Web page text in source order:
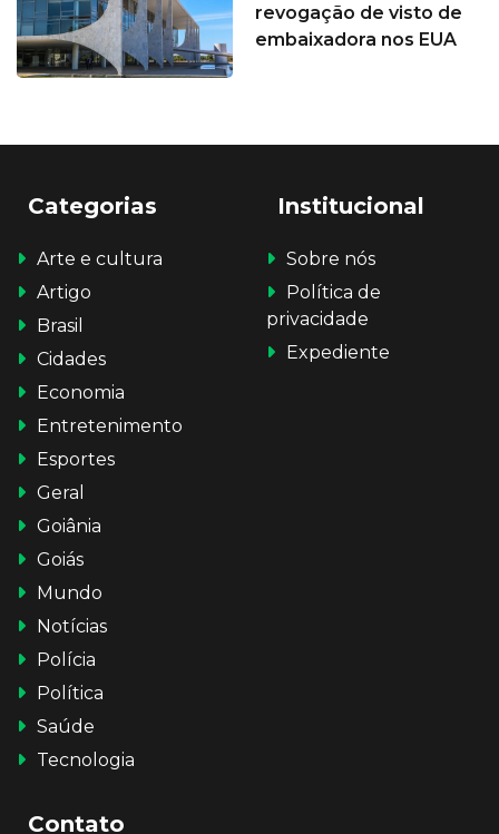
revogação de visto de
embaixadora nos EUA
Categorias
Arte e cultura
Artigo
Brasil
Cidades
Economia
Entretenimento
Esportes
Geral
Goiânia
Goiás
Mundo
Notícias
Polícia
Política
Saúde
Tecnologia
Institucional
Sobre nós
Política de
privacidade
Expediente
Contato